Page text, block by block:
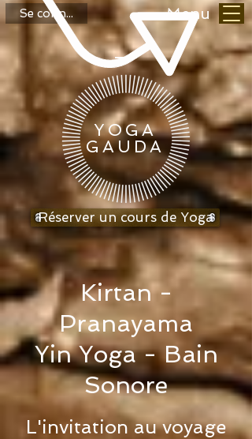
Se connecter Menu
YOGA
GAUDA
Réserver un cours de Yoga
Kirtan-
Pranayama
Yin Yoga -Bain
Sonore
L'invitation au voyage